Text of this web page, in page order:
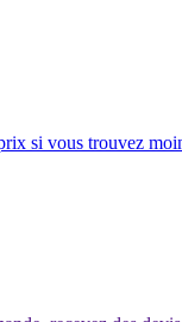
si vous trouvez